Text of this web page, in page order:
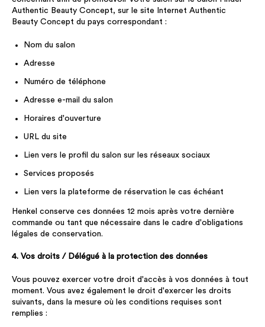
Authentic Beauty Concept, sur le site Internet Authentic
Beauty Concept du pays correspondant :
Nom du salon
Adresse
Numéro de téléphone
Adresse e-mail du salon
Horaires d'ouverture
URL du site
Lien vers le profil du salon sur les réseaux sociaux
Services proposés
Lien vers la plateforme de réservation le cas échéant
Henkel conserve ces données 12 mois après votre dernière
commande ou tant que nécessaire dans le cadre d'obligations
légales de conservation.
4. Vos droits / Délégué à la protection des données
Vous pouvez exercer votre droit d'accès à vos données à tout
moment. Vous avez également le droit d'exercer les droits
suivants, dans la mesure où les conditions requises sont
remplies :